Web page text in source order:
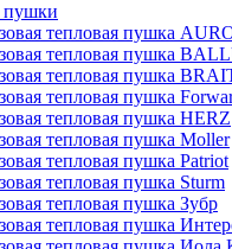
пушки
тепловая пушка
тепловая пушка
тепловая пушка
тепловая пушка
тепловая пушка HERZ
тепловая пушка Moller
тепловая пушка Patriot
тепловая пушка Sturm
тепловая пушка Зубр
тепловая пушка